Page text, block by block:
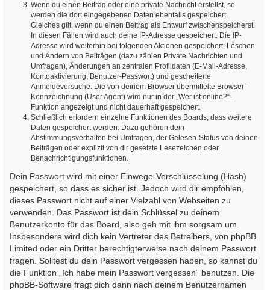
Wenn du einen Beitrag oder eine private Nachricht erstellst, so
werden die dort eingegebenen Daten ebenfalls gespeichert.
Gleiches gilt, wenn du einen Beitrag als Entwurf zwischenspeicherst.
In diesen Fällen wird auch deine IP-Adresse gespeichert. Die IP-
Adresse wird weiterhin bei folgenden Aktionen gespeichert: Löschen
und Ändern von Beiträgen (dazu zählen Private Nachrichten und
Umfragen), Änderungen an zentralen Profildaten (E-Mail-Adresse,
Kontoaktivierung, Benutzer-Passwort) und gescheiterte
Anmeldeversuche. Die von deinem Browser übermittelte Browser-
Kennzeichnung (User Agent) wird nur in der „Wer ist online?“-
Funktion angezeigt und nicht dauerhaft gespeichert.
Schließlich erfordern einzelne Funktionen des Boards, dass weitere
Daten gespeichert werden. Dazu gehören dein
Abstimmungsverhalten bei Umfragen, der Gelesen-Status von deinen
Beiträgen oder explizit von dir gesetzte Lesezeichen oder
Benachrichtigungsfunktionen.
Dein Passwort wird mit einer Einwege-Verschlüsselung (Hash)
gespeichert, so dass es sicher ist. Jedoch wird dir empfohlen,
dieses Passwort nicht auf einer Vielzahl von Webseiten zu
verwenden. Das Passwort ist dein Schlüssel zu deinem
Benutzerkonto für das Board, also geh mit ihm sorgsam um.
Insbesondere wird dich kein Vertreter des Betreibers, von phpBB
Limited oder ein Dritter berechtigterweise nach deinem Passwort
fragen. Solltest du dein Passwort vergessen haben, so kannst du
die Funktion „Ich habe mein Passwort vergessen“ benutzen. Die
phpBB-Software fragt dich dann nach deinem Benutzernamen